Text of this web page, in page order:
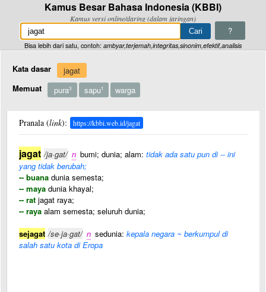
Kamus Besar Bahasa Indonesia (KBBI)
Kamus versi online/daring (dalam jaringan)
?
Bisa lebih dari satu, contoh: ambyar,terjemah,integritas,sinonim,efektif,analisis
Kata dasar
jagat
Memuat
pura3 sapu1 warga
Pranala (link): https://kbbi.web.id/jagat
jagat /ja·gat/ n bumi; dunia; alam: tidak ada satu pun di -- ini
yang tidak berubah;
-- buana dunia semesta;
-- maya dunia khayal;
-- rat jagat raya;
-- raya alam semesta; seluruh dunia;
sejagat /se·ja·gat/ n sedunia: kepala negara ~ berkumpul di
salah satu kota di Eropa